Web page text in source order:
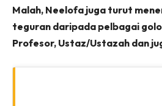
Malah, Neelofa juga turut
teguran daripada pelbagai
Profesor, Ustaz/Ustazah dan